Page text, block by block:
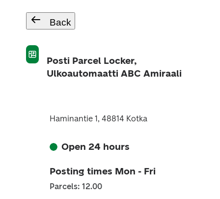
Back
Posti Parcel Locker,
Ulkoautomaatti ABC Amiraali
Haminantie 1, 48814 Kotka
Open 24 hours
Posting times Mon - Fri
Parcels: 12.00